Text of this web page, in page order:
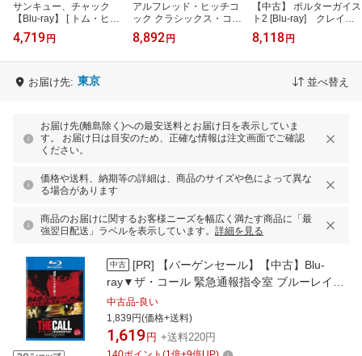
サンキュー、チャック
【Blu-ray】 [ トム・ヒド
ルストン ]
4,719 円
アルフレッド・ヒッチコ
ック クラシックス・コレ
クション 4K Ultra HD+ブ
ルーレイ【4K ULTRA
8,892 円
【中古】 ポルターガイス
ト2 [Blu-ray] クレイ
グ・T・ネルソン、ジョ
ベス・ウィリアムズ、ヘ
8,118 円
お届け先: 東京 並べ替え
お届け先(離島除く)への最安送料とお届け日を表示していま
す。 お届け日は目安のため、正確な情報は注文画面でご確認
ください。
価格や送料、納期等の詳細は、商品のサイズや色によって異な
る場合があります
商品のお届けに関するお客様ニーズを幅広く満たす商品に「最
強翌日配送」ラベルを表示しています。 詳細を見る
中古 [PR]
【バーゲンセール】【中古】Blu-
ray▼ザ・コール 緊急通報指令室 ブルーレイデ
ィスク レンタル落ち
中古品-良い
1,839円(価格+送料)
1,619 円 +送料220円